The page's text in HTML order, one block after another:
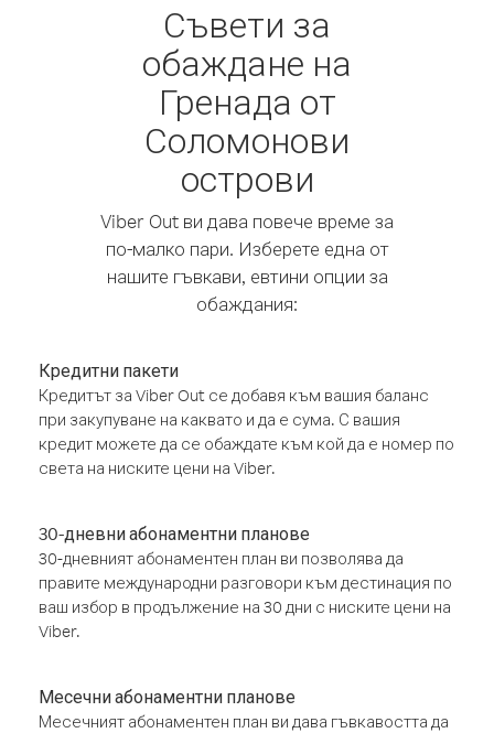
Съвети за
обаждане на
Гренада от
Соломонови
острови
Viber Out ви дава повече време за
по-малко пари. Изберете една от
нашите гъвкави, евтини опции за
обаждания:
Кредитни пакети
Кредитът за Viber Out се добавя към вашия баланс
при закупуване на каквато и да е сума. С вашия
кредит можете да се обаждате към кой да е номер по
света на ниските цени на Viber.
30-дневни абонаментни планове
30-дневният абонаментен план ви позволява да
правите международни разговори към дестинация по
ваш избор в продължение на 30 дни с ниските цени на
Viber.
Месечни абонаментни планове
Месечният абонаментен план ви дава гъвкавостта да